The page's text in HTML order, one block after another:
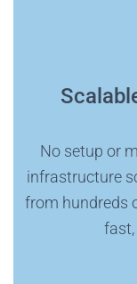
No setup or
infrastructure
from hundreds
fast,